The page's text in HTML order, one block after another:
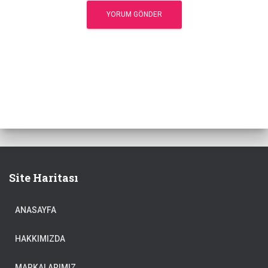
Site Haritası
ANASAYFA
HAKKIMIZDA